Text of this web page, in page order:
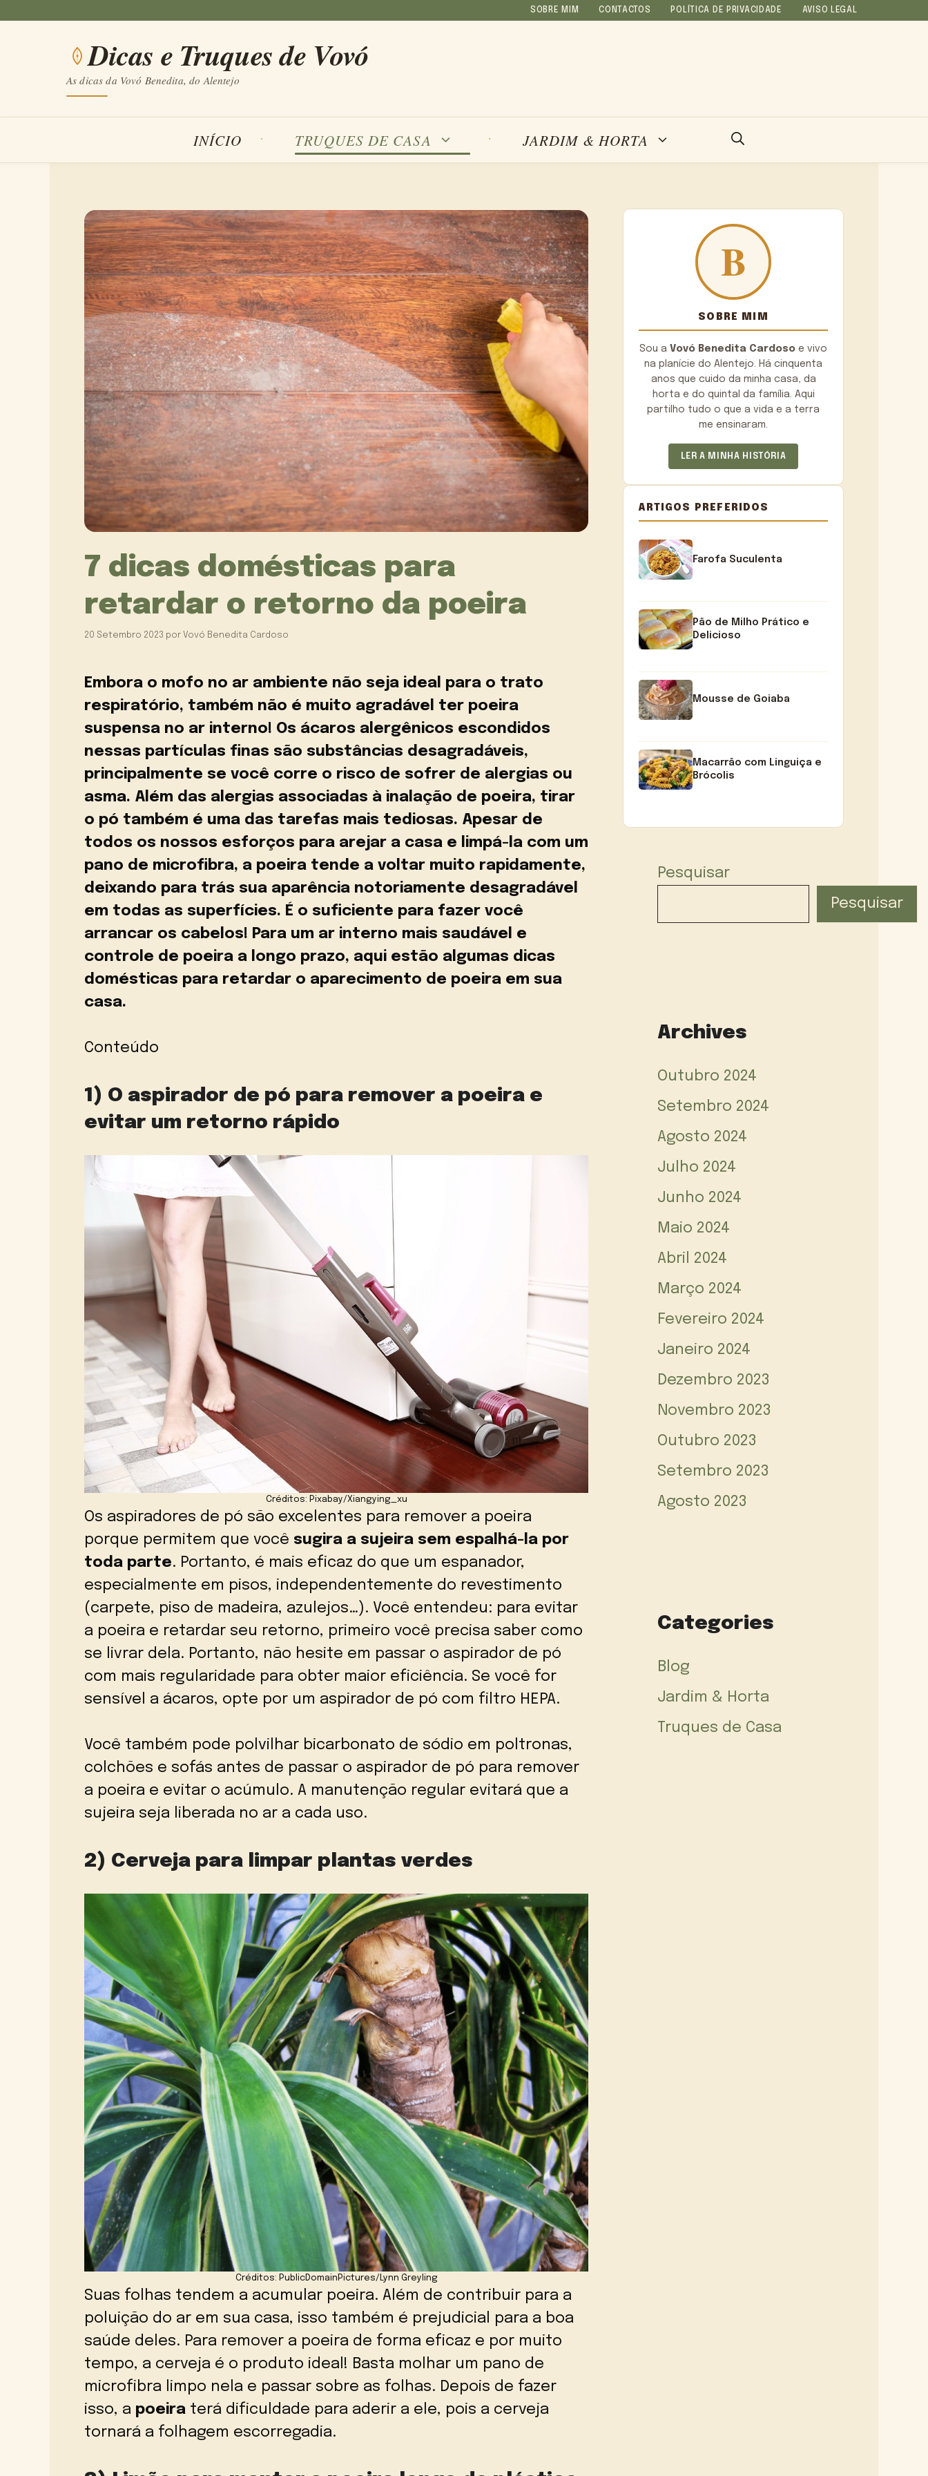
conteúdo
SOBRE MIM CONTACTOS POLÍTICA DE PRIVACIDADE AVISO LEGAL
Dicas e Truques de Vovó
As dicas da Vovó Benedita, do Alentejo
INÍCIO TRUQUES DE CASA JARDIM & HORTA
7 dicas domésticas para
retardar o retorno da poeira
20 Setembro 2023 por Vovó Benedita Cardoso
Embora o mofo no ar ambiente não seja ideal para o trato
respiratório, também não é muito agradável ter poeira
suspensa no ar interno! Os ácaros alergênicos escondidos
nessas partículas finas são substâncias desagradáveis,
principalmente se você corre o risco de sofrer de alergias ou
asma. Além das alergias associadas à inalação de poeira, tirar
o pó também é uma das tarefas mais tediosas. Apesar de
todos os nossos esforços para arejar a casa e limpá-la com um
pano de microfibra, a poeira tende a voltar muito rapidamente,
deixando para trás sua aparência notoriamente desagradável
em todas as superfícies. É o suficiente para fazer você
arrancar os cabelos! Para um ar interno mais saudável e
controle de poeira a longo prazo, aqui estão algumas dicas
domésticas para retardar o aparecimento de poeira em sua
casa.
Conteúdo
1) O aspirador de pó para remover a poeira e
evitar um retorno rápido
Créditos: Pixabay/Xiangying_xu
Os aspiradores de pó são excelentes para remover a poeira
porque permitem que você sugira a sujeira sem espalhá-la por
toda parte. Portanto, é mais eficaz do que um espanador,
especialmente em pisos, independentemente do revestimento
(carpete, piso de madeira, azulejos…). Você entendeu: para evitar
a poeira e retardar seu retorno, primeiro você precisa saber como
se livrar dela. Portanto, não hesite em passar o aspirador de pó
com mais regularidade para obter maior eficiência. Se você for
sensível a ácaros, opte por um aspirador de pó com filtro HEPA.
Você também pode polvilhar bicarbonato de sódio em poltronas,
colchões e sofás antes de passar o aspirador de pó para remover
a poeira e evitar o acúmulo. A manutenção regular evitará que a
sujeira seja liberada no ar a cada uso.
2) Cerveja para limpar plantas verdes
Créditos: PublicDomainPictures/Lynn Greyling
Suas folhas tendem a acumular poeira. Além de contribuir para a
poluição do ar em sua casa, isso também é prejudicial para a boa
saúde deles. Para remover a poeira de forma eficaz e por muito
tempo, a cerveja é o produto ideal! Basta molhar um pano de
microfibra limpo nela e passar sobre as folhas. Depois de fazer
isso, a poeira terá dificuldade para aderir a ele, pois a cerveja
tornará a folhagem escorregadia.
SOBRE MIM
Sou a Vovó Benedita Cardoso e vivo
na planície do Alentejo. Há cinquenta
anos que cuido da minha casa, da
horta e do quintal da família. Aqui
partilho tudo o que a vida e a terra
me ensinaram.
LER A MINHA HISTÓRIA
ARTIGOS PREFERIDOS
Farofa Suculenta
Pão de Milho Prático e
Delicioso
Mousse de Goiaba
Macarrão com Linguiça e
Brócolis
Pesquisar
Pesquisar
Archives
Outubro 2024
Setembro 2024
Agosto 2024
Julho 2024
Junho 2024
Maio 2024
Abril 2024
Março 2024
Fevereiro 2024
Janeiro 2024
Dezembro 2023
Novembro 2023
Outubro 2023
Setembro 2023
Agosto 2023
Categories
Blog
Jardim & Horta
Truques de Casa